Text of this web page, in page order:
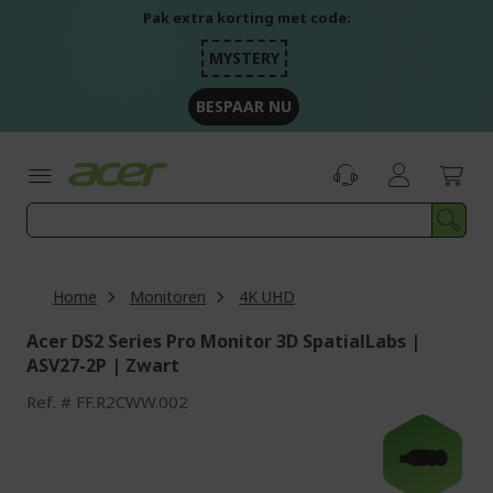
Pak extra korting met code:
MYSTERY
BESPAAR NU
Home Monitoren 4K UHD
Acer DS2 Series Pro Monitor 3D SpatialLabs |
ASV27-2P | Zwart
Ref. FF.R2CWW.002
-€500